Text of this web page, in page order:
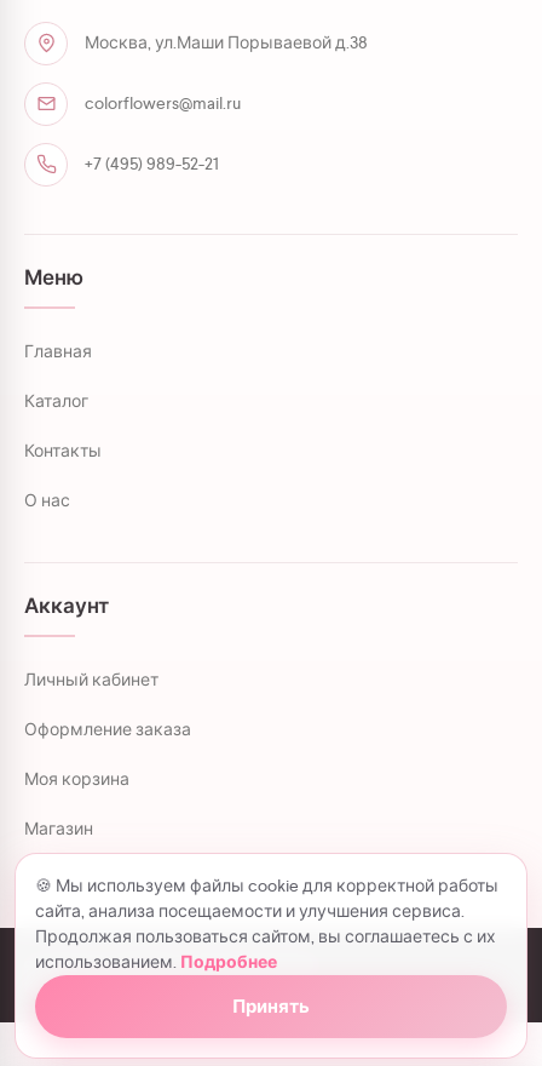
Москва, ул.Маши Порываевой д.38
colorflowers@mail.ru
+7 (495) 989-52-21
Меню
Главная
Каталог
Контакты
О нас
Аккаунт
Личный кабинет
Оформление заказа
Моя корзина
Магазин
colorflowers.ru © 2026 все права защищены.
Политика конфиденциальности
🍪 Мы используем файлы cookie для корректной работы
сайта, анализа посещаемости и улучшения сервиса.
Продолжая пользоваться сайтом, вы соглашаетесь с их
использованием. Подробнее
Принять